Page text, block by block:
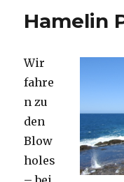
Hamelin
Wir
fahre
n zu
den
Blow
holes